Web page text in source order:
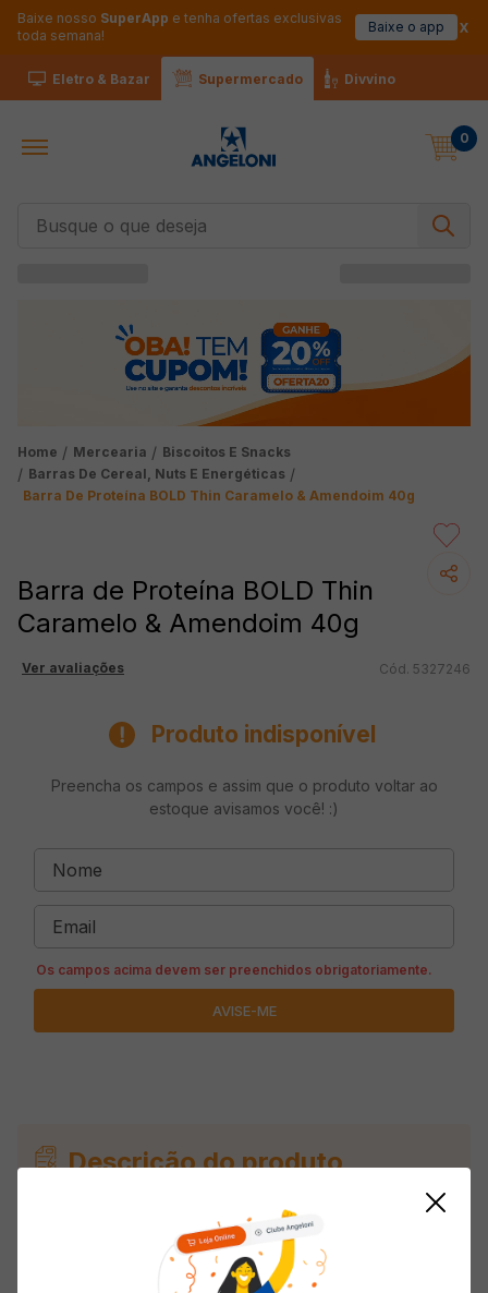
Baixe nosso SuperApp e tenha ofertas exclusivas
toda semana!
Baixe o app
Eletro & Bazar Supermercado Divvino
0
Mercearia
Biscoitos E Snacks
Barras De Cereal, Nuts E Energéticas
Barra De Proteína BOLD Thin Caramelo & Amendoim 40g
Barra de Proteína BOLD Thin
Caramelo & Amendoim 40g
Ver avaliações 5327246
Produto indisponível
Preencha os campos e assim que o produto voltar ao
estoque avisamos você! :)
Descrição do produto
Barra de Proteína BOLD Thin Caramelo &